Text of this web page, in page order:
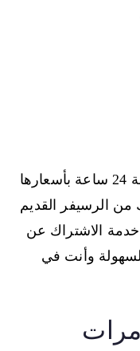
وخدمات بي ان سبورت مرات متاحة 24 ساعة بأسعارها
من الرسيفر القديم
خدمة الاشتراك عن
وأنت في